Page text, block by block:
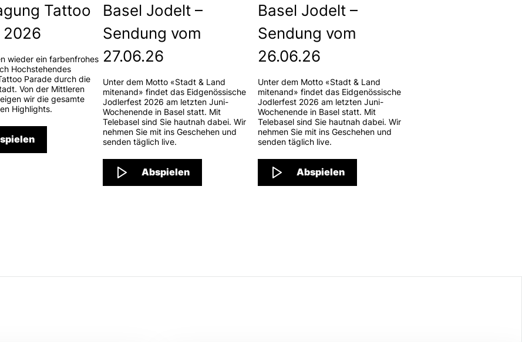
Tattoo
2026
wieder ein farbenfrohes
Hochstehendes
Parade durch die
Von der Mittleren
wir die gesamte
Highlights.
Basel Jodelt –
Sendung vom
27.06.26
Unter dem Motto «Stadt & Land
mitenand» findet das Eidgenössische
Jodlerfest 2026 am letzten Juni-
Wochenende in Basel statt. Mit
Telebasel sind Sie hautnah dabei. Wir
nehmen Sie mit ins Geschehen und
senden täglich live.
Abspielen
Basel Jodelt –
Sendung vom
26.06.26
Unter dem Motto «Stadt & Land
mitenand» findet das Eidgenössische
Jodlerfest 2026 am letzten Juni-
Wochenende in Basel statt. Mit
Telebasel sind Sie hautnah dabei. Wir
nehmen Sie mit ins Geschehen und
senden täglich live.
Abspielen